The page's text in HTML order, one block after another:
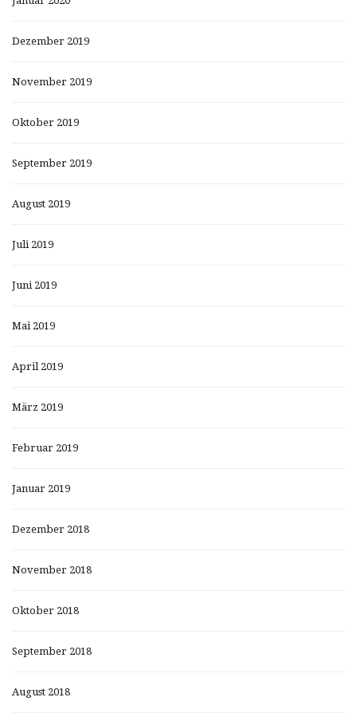
Dezember 2019
November 2019
Oktober 2019
September 2019
August 2019
Juli 2019
Juni 2019
Mai 2019
April 2019
März 2019
Februar 2019
Januar 2019
Dezember 2018
November 2018
Oktober 2018
September 2018
August 2018